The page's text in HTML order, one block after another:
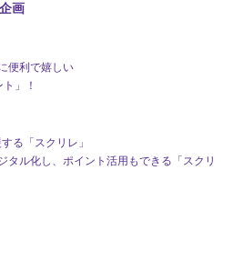
画
便利で嬉しい
」！
る「スクリレ」
タル化し、ポイント活用もできる「スクリ